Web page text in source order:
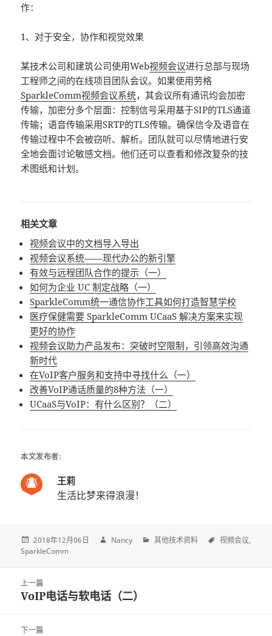
作：
1、对于安全，协作和视觉效果
某技术公司和建筑公司使用Web视频会议进行总部与现场
工程师之间的在线项目团队会议。如果使用劳格
SparkleComm视频会议系统，其会议所有通讯均会加密
传输，加密分多个层面：控制信号采用基于SIP的TLS通道
传输；语音传输采用SRTP的TLS传输。确保信令及语音在
传输过程中不会被窃听、解析。团队就可以尽情地进行安
全地会面讨论敏感文档。他们还可以查看和修改复杂的技
术图纸和计划。
相关文章
视频会议中的文档导入导出
视频会议系统——现代办公的新引擎
有效与远程团队合作的提示（一）
如何为企业 UC 制定战略（一）
SparkleComm统一通信协作工具如何打造智慧学校
医疗保健需要 SparkleComm UCaaS 解决方案来实现
更好的协作
视频会议助力产品发布：突破时空限制，引领高效沟通
新时代
在VoIP客户服务和支持中寻找什么（一）
改善VoIP通话质量的8种方法（一）
UCaaS与VoIP：有什么区别？（二）
本文发布者:
王莉
生活比梦来得浪漫！
2018年12月06日 Nancy 其他技术资料
视频会议
SparkleComm
navigation
上一篇
上
篇
VoIP电话与软电话（二）
下一篇